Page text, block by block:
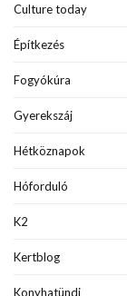
Culture today
Építkezés
Fogyókúra
Gyerekszáj
Hétköznapok
Hóforduló
K2
Kertblog
Konyhatündi